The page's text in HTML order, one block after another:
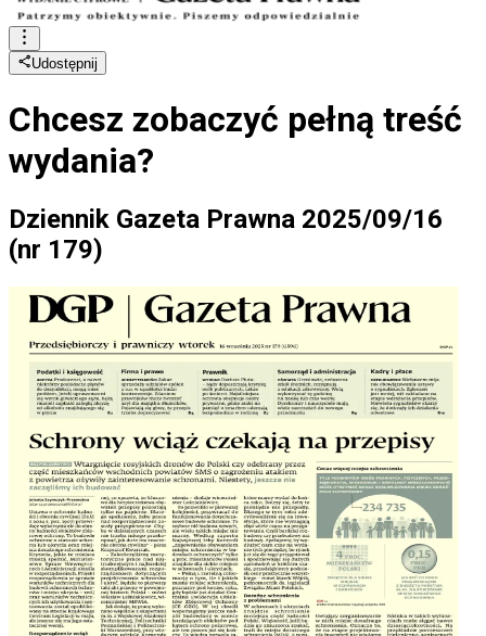
Udostępnij
Chcesz zobaczyć pełną treść
wydania?
Dziennik Gazeta Prawna 2025/09/16
(nr 179)